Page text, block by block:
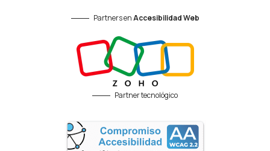
Partners enAccesibilidad Web
Partner tecnológico